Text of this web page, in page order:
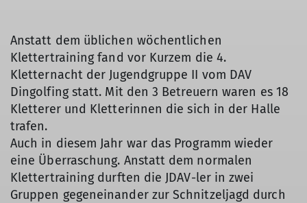
Anstatt dem üblichen wöchentlichen
Klettertraining fand vor Kurzem die 4.
Kletternacht der Jugendgruppe II vom DAV
Dingolfing statt. Mit den 3 Betreuern waren es 18
Kletterer und Kletterinnen die sich in der Halle
trafen.
Auch in diesem Jahr war das Programm wieder
eine Überraschung. Anstatt dem normalen
Klettertraining durften die JDAV-ler in zwei
Gruppen gegeneinander zur Schnitzeljagd durch